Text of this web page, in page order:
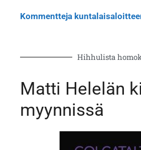
Kommentteja
Hihhulista
Matti Helelän
myynnissä